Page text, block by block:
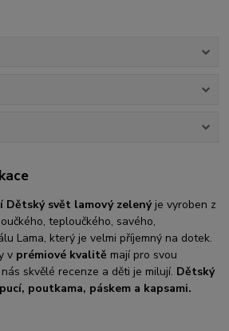
Dětský svět lamový zelený je vyroben z
teploučkého, savého,
Lama, který je velmi příjemný na dotek.
v prémiové kvalitě mají pro svou
skvělé recenze a děti je milují. Dětský
poutkama, páskem a kapsami.